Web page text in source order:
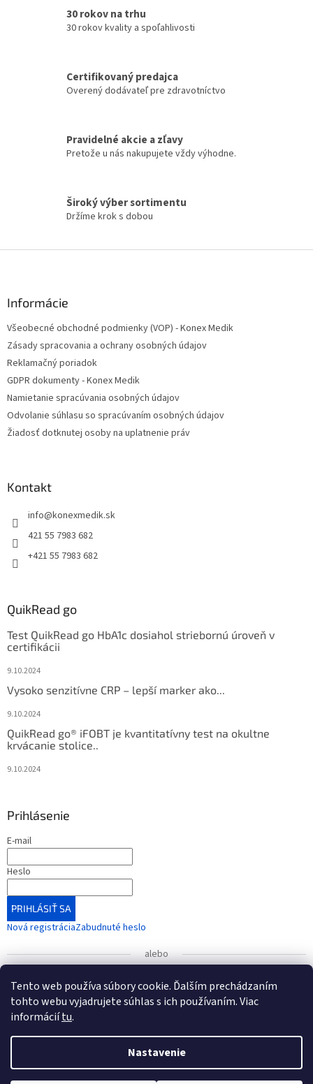
Tento web používa súbory cookie. Ďalším prechádzaním
tohto webu vyjadrujete súhlas s ich používaním. Viac
informáciítu.
Nastavenie
UPOZORNENIE
bankového účtu, ktorá nadobudla platnosť od 1. januára
Nové číslo účtu (od 1.1.2026): IBAN: SK54 7500 0000 0040
e
k
y
p
i
s
i
e
30 rokov na trhu
30 rokov kvality a spoľahlivosti
Certifikovaný predajca
Overený dodávateľ pre zdravotníctvo
Pravidelné akcie a zľavy
Pretože u nás nakupujete vždy výhodne.
Široký výber sortimentu
Držíme krok s dobou
Informácie
Všeobecné obchodné podmienky (VOP) - Konex Medik
Zásady spracovania a ochrany osobných údajov
Reklamačný poriadok
GDPR dokumenty - Konex Medik
Namietanie spracúvania osobných údajov
Odvolanie súhlasu so spracúvaním osobných údajov
Žiadosť dotknutej osoby na uplatnenie práv
Kontakt
info@konexmedik.sk
421 55 7983 682
+421 55 7983 682
QuikRead go
Test QuikRead go HbA1c dosiahol striebornú úroveň v
certifikácii
9.10.2024
Vysoko senzitívne CRP – lepší marker ako...
9.10.2024
QuikRead go® iFOBT je kvantitatívny test na okultne
krvácanie stolice..
9.10.2024
Prihlásenie
E-mail
Heslo
PRIHLÁSIŤ SA
Nová registráciaZabudnuté heslo
alebo
Prihlásiť sa cez Google